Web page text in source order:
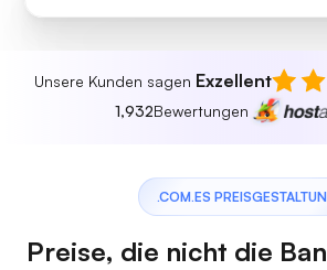
Unsere Kunden sagen Exzellent
1,932Bewertungen
.COM.ES
Preise, die nicht die